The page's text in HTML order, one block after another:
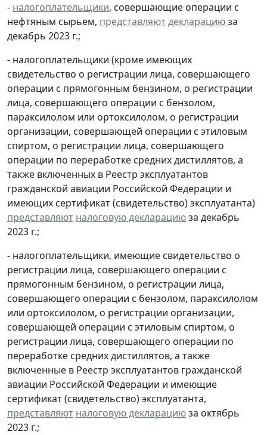
- налогоплательщики, совершающие операции с
нефтяным сырьем, представляютдекларациюза
декабрь 2023 г.;
- налогоплательщики (кроме имеющих
свидетельство о регистрации лица, совершающего
операции с прямогонным бензином, о регистрации
лица, совершающего операции с бензолом,
параксилолом или ортоксилолом, о регистрации
организации, совершающей операции с этиловым
спиртом, о регистрации лица, совершающего
операции по переработке средних дистиллятов, а
также включенных в Реестр эксплуатантов
гражданской авиации Российской Федерации и
имеющих сертификат (свидетельство) эксплуатанта)
представляют налоговую декларациюза декабрь
2023 г.;
- налогоплательщики, имеющие свидетельство о
регистрации лица, совершающего операции с
прямогонным бензином, о регистрации лица,
совершающего операции с бензолом, параксилолом
или ортоксилолом, о регистрации организации,
совершающей операции с этиловым спиртом, о
регистрации лица, совершающего операции по
переработке средних дистиллятов, а также
включенные в Реестр эксплуатантов гражданской
авиации Российской Федерации и имеющие
сертификат (свидетельство) эксплуатанта,
представляют налоговую декларациюза октябрь
2023 г.;